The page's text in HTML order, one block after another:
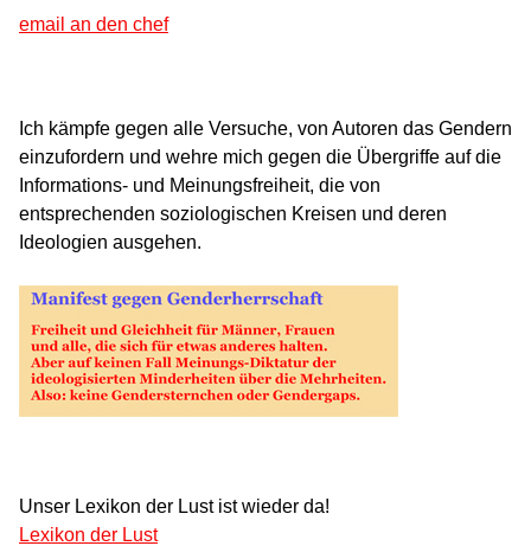
email an den chef
Ich kämpfe gegen alle Versuche, von Autoren das Gendern
einzufordern und wehre mich gegen die Übergriffe auf die
Informations- und Meinungsfreiheit, die von
entsprechenden soziologischen Kreisen und deren
Ideologien ausgehen.
Unser Lexikon der Lust ist wieder da!
Lexikon der Lust